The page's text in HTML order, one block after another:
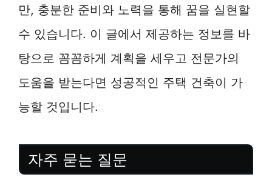
만, 충분한 준비와 노력을 통해 꿈을 실현할
수 있습니다. 이 글에서 제공하는 정보를 바
탕으로 꼼꼼하게 계획을 세우고 전문가의
도움을 받는다면 성공적인 주택 건축이 가
능할 것입니다.
자주 묻는 질문